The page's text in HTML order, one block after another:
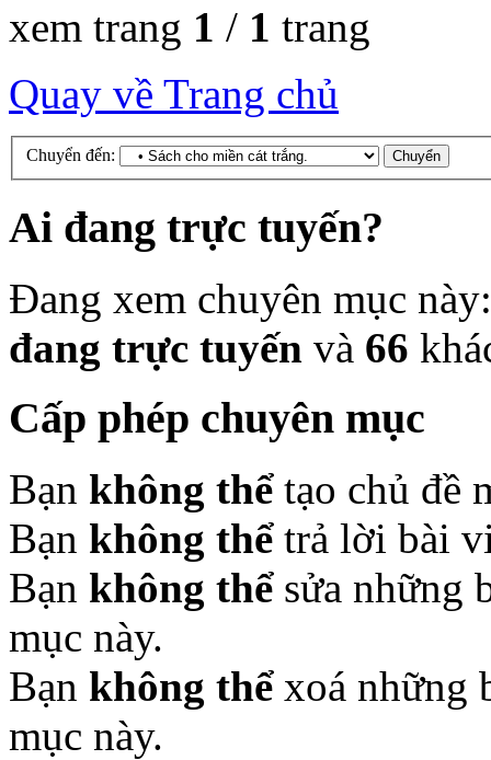
xem trang 1 / 1 trang
Quay về Trang chủ
Chuyển đến:
Ai đang trực tuyến?
Đang xem chuyên mục
đang trực tuyến và 66
Cấp phép chuyên mục
Bạn không thểtạo chủ đề
Bạn không thểtrả lời bài
Bạn không thểsửa những
mục này.
Bạn không thểxoá những
mục này.